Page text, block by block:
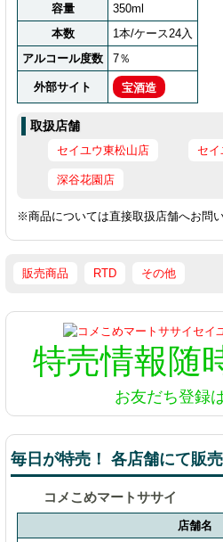
容量
350ml
本数
1本/ケース24入
アルコール度数
7％
外部サイト 宝酒造
取扱店舗
セイユウ東松山店 セ
深谷花園店
※商品については直接取扱店舗へお問
販売商品 RTD その他
特売情報随
お友だち登録
毎日が特売！ 各店舗にて販
コメこめマートササイ
店舗名